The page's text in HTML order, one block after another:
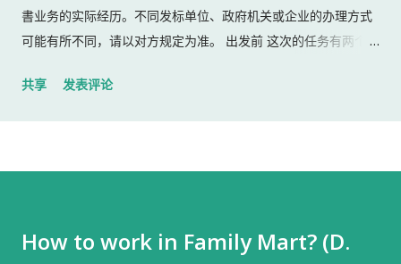
書业务的实际经历。不同发标单位、政府机关或企业的办理方式
可能有所不同，请以对方规定为准。 出发前 这次的任务有两个：
入札仕様書 名片 当时我认为这样就足够了。 后来才发现，还有
工作人员确认后，很快帮我打开了大门。 进入办公室 进入办公室
共享 发表评论
How to work in Family Mart? (D.